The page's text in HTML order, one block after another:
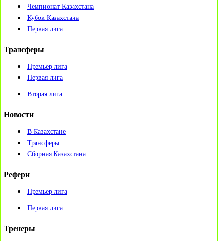
Чемпионат Казахстана
Кубок Казахстана
Первая лига
Трансферы
Премьер лига
Первая лига
Вторая лига
Новости
В Казахстане
Трансферы
Сборная Казахстана
Рефери
Премьер лига
Первая лига
Тренеры